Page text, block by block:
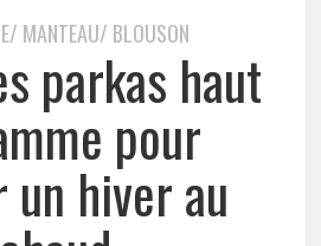
MANTEAU/ BLOUSON
parkas haut
pour
un hiver au